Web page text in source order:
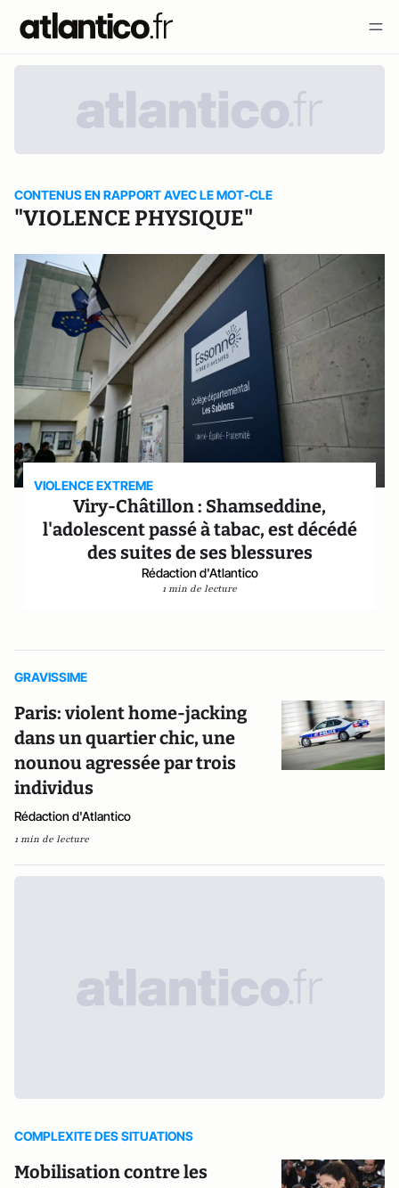
CONTENUS EN RAPPORT AVEC LE MOT-CLE
"VIOLENCE PHYSIQUE"
VIOLENCE EXTREME
Viry-Châtillon : Shamseddine,
l'adolescent passé à tabac, est décédé
des suites de ses blessures
Rédaction d'Atlantico
1 min de lecture
GRAVISSIME
Paris: violent home-jacking
dans un quartier chic, une
nounou agressée par trois
individus
Rédaction d'Atlantico
1 min de lecture
COMPLEXITE DES SITUATIONS
Mobilisation contre les